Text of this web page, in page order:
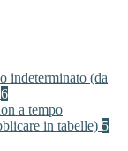
indeterminato (da
6
a tempo
in tabelle) 5